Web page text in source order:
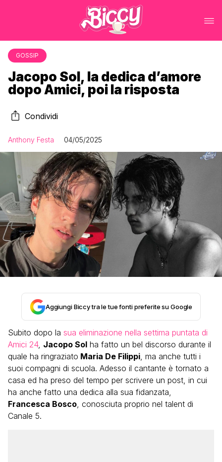
GOSSIP
Jacopo Sol, la dedica d’amore
dopo Amici, poi la risposta
Condividi
Anthony Festa 04/05/2025
Aggiungi Biccy tra le tue fonti preferite su Google
Subito dopo la sua eliminazione nella settima puntata di
Amici 24, Jacopo Sol ha fatto un bel discorso durante il
quale ha ringraziato Maria De Filippi, ma anche tutti i
suoi compagni di scuola. Adesso il cantante è tornato a
casa ed ha preso del tempo per scrivere un post, in cui
ha anche fatto una dedica alla sua fidanzata,
Francesca Bosco, conosciuta proprio nel talent di
Canale 5.